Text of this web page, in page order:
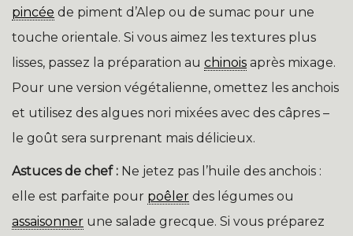
pincée de piment d’Alep ou de sumac pour une
touche orientale. Si vous aimez les textures plus
lisses, passez la préparation au chinois après mixage.
Pour une version végétalienne, omettez les anchois
et utilisez des algues nori mixées avec des câpres –
le goût sera surprenant mais délicieux.
Astuces de chef : Ne jetez pas l’huile des anchois :
elle est parfaite pour poêler des légumes ou
assaisonner une salade grecque. Si vous préparez